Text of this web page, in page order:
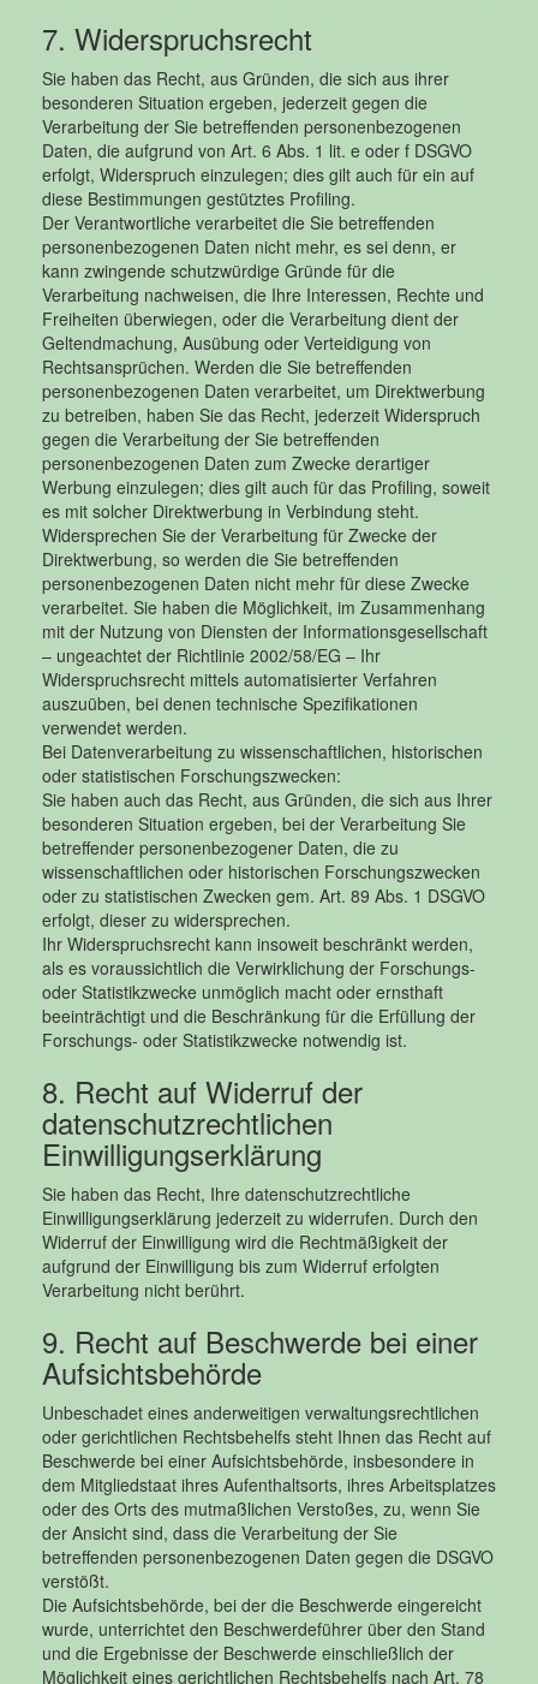
7. Widerspruchsrecht
Sie haben das Recht, aus Gründen, die sich aus ihrer
besonderen Situation ergeben, jederzeit gegen die
Verarbeitung der Sie betreffenden personenbezogenen
Daten, die aufgrund von Art. 6 Abs. 1 lit. e oder f DSGVO
erfolgt, Widerspruch einzulegen; dies gilt auch für ein auf
diese Bestimmungen gestütztes Profiling.
Der Verantwortliche verarbeitet die Sie betreffenden
personenbezogenen Daten nicht mehr, es sei denn, er
kann zwingende schutzwürdige Gründe für die
Verarbeitung nachweisen, die Ihre Interessen, Rechte und
Freiheiten überwiegen, oder die Verarbeitung dient der
Geltendmachung, Ausübung oder Verteidigung von
Rechtsansprüchen. Werden die Sie betreffenden
personenbezogenen Daten verarbeitet, um Direktwerbung
zu betreiben, haben Sie das Recht, jederzeit Widerspruch
gegen die Verarbeitung der Sie betreffenden
personenbezogenen Daten zum Zwecke derartiger
Werbung einzulegen; dies gilt auch für das Profiling, soweit
es mit solcher Direktwerbung in Verbindung steht.
Widersprechen Sie der Verarbeitung für Zwecke der
Direktwerbung, so werden die Sie betreffenden
personenbezogenen Daten nicht mehr für diese Zwecke
verarbeitet. Sie haben die Möglichkeit, im Zusammenhang
mit der Nutzung von Diensten der Informationsgesellschaft
– ungeachtet der Richtlinie 2002/58/EG – Ihr
Widerspruchsrecht mittels automatisierter Verfahren
auszuüben, bei denen technische Spezifikationen
verwendet werden.
Bei Datenverarbeitung zu wissenschaftlichen, historischen
oder statistischen Forschungszwecken:
Sie haben auch das Recht, aus Gründen, die sich aus Ihrer
besonderen Situation ergeben, bei der Verarbeitung Sie
betreffender personenbezogener Daten, die zu
wissenschaftlichen oder historischen Forschungszwecken
oder zu statistischen Zwecken gem. Art. 89 Abs. 1 DSGVO
erfolgt, dieser zu widersprechen.
Ihr Widerspruchsrecht kann insoweit beschränkt werden,
als es voraussichtlich die Verwirklichung der Forschungs-
oder Statistikzwecke unmöglich macht oder ernsthaft
beeinträchtigt und die Beschränkung für die Erfüllung der
Forschungs- oder Statistikzwecke notwendig ist.
8. Recht auf Widerruf der
datenschutzrechtlichen
Einwilligungserklärung
Sie haben das Recht, Ihre datenschutzrechtliche
Einwilligungserklärung jederzeit zu widerrufen. Durch den
Widerruf der Einwilligung wird die Rechtmäßigkeit der
aufgrund der Einwilligung bis zum Widerruf erfolgten
Verarbeitung nicht berührt.
9. Recht auf Beschwerde bei einer
Aufsichtsbehörde
Unbeschadet eines anderweitigen verwaltungsrechtlichen
oder gerichtlichen Rechtsbehelfs steht Ihnen das Recht auf
Beschwerde bei einer Aufsichtsbehörde, insbesondere in
dem Mitgliedstaat ihres Aufenthaltsorts, ihres Arbeitsplatzes
oder des Orts des mutmaßlichen Verstoßes, zu, wenn Sie
der Ansicht sind, dass die Verarbeitung der Sie
betreffenden personenbezogenen Daten gegen die DSGVO
verstößt.
Die Aufsichtsbehörde, bei der die Beschwerde eingereicht
wurde, unterrichtet den Beschwerdeführer über den Stand
und die Ergebnisse der Beschwerde einschließlich der
Möglichkeit eines gerichtlichen Rechtsbehelfs nach Art. 78